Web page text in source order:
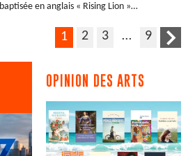
baptisée en anglais « Rising Lion »…
1 2 3 … 9
OPINION DES ARTS